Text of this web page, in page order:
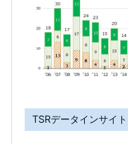
TSRデータインサイト